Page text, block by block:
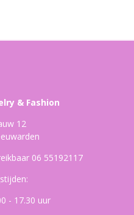
& Fashion
12
06 55192117
- 17.30 uur